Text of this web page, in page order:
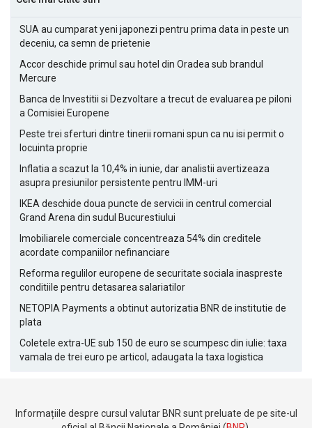
SUA au cumparat yeni japonezi pentru prima data in peste un
deceniu, ca semn de prietenie
Accor deschide primul sau hotel din Oradea sub brandul
Mercure
Banca de Investitii si Dezvoltare a trecut de evaluarea pe piloni
a Comisiei Europene
Peste trei sferturi dintre tinerii romani spun ca nu isi permit o
locuinta proprie
Inflatia a scazut la 10,4% in iunie, dar analistii avertizeaza
asupra presiunilor persistente pentru IMM-uri
IKEA deschide doua puncte de servicii in centrul comercial
Grand Arena din sudul Bucurestiului
Imobiliarele comerciale concentreaza 54% din creditele
acordate companiilor nefinanciare
Reforma regulilor europene de securitate sociala inaspreste
conditiile pentru detasarea salariatilor
NETOPIA Payments a obtinut autorizatia BNR de institutie de
plata
Coletele extra-UE sub 150 de euro se scumpesc din iulie: taxa
vamala de trei euro pe articol, adaugata la taxa logistica
Informațiile despre cursul valutar BNR sunt preluate de pe site-ul